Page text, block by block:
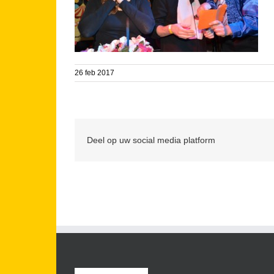
26 feb 2017
Deel op uw social media platform